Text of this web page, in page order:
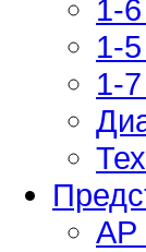
1-
1-
1-
АР